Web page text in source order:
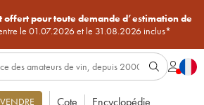
offert pour toute demande d’estimation de
le 01.07.2026 et le 31.08.2026 inclus*
VENDRE Cote Encyclopédie